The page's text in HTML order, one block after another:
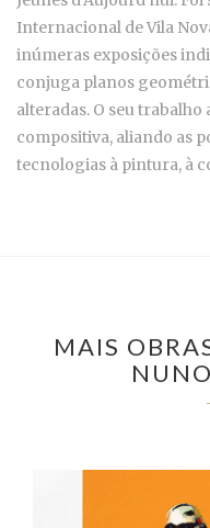
Internacional de Vila
inúmeras exposições
conjuga planos
alteradas. O seu
compositiva, aliando as
tecnologias à pintura, à
MAIS